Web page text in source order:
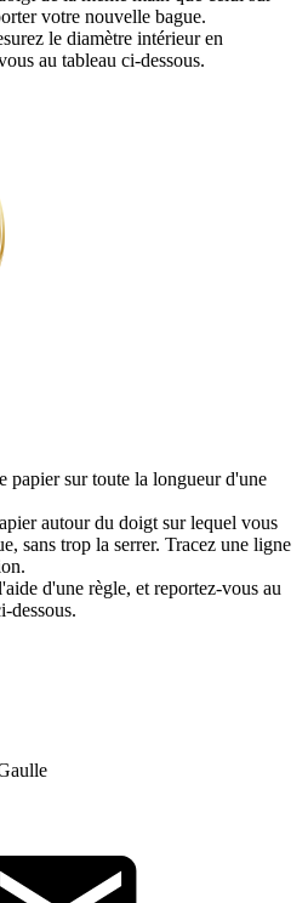
votre nouvelle bague.
le diamètre intérieur en
au tableau ci-dessous.
papier sur toute la longueur d'une
autour du doigt sur lequel vous
sans trop la serrer. Tracez une ligne
d'une règle, et reportez-vous au
dessous.